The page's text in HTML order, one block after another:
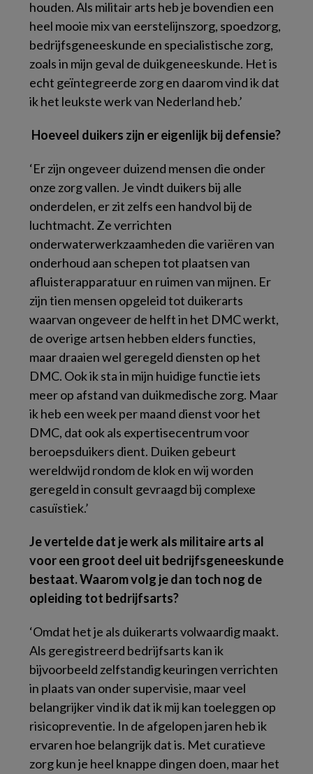
houden. Als militair arts heb je bovendien een
heel mooie mix van eerstelijnszorg, spoedzorg,
bedrijfsgeneeskunde en specialistische zorg,
zoals in mijn geval de duikgeneeskunde. Het is
echt geïntegreerde zorg en daarom vind ik dat
ik het leukste werk van Nederland heb.’
Hoeveel duikers zijn er eigenlijk bij defensie?
‘Er zijn ongeveer duizend mensen die onder
onze zorg vallen. Je vindt duikers bij alle
onderdelen, er zit zelfs een handvol bij de
luchtmacht. Ze verrichten
onderwaterwerkzaamheden die variëren van
onderhoud aan schepen tot plaatsen van
afluisterapparatuur en ruimen van mijnen. Er
zijn tien mensen opgeleid tot duikerarts
waarvan ongeveer de helft in het DMC werkt,
de overige artsen hebben elders functies,
maar draaien wel geregeld diensten op het
DMC. Ook ik sta in mijn huidige functie iets
meer op afstand van duikmedische zorg. Maar
ik heb een week per maand dienst voor het
DMC, dat ook als expertisecentrum voor
beroepsduikers dient. Duiken gebeurt
wereldwijd rondom de klok en wij worden
geregeld in consult gevraagd bij complexe
casuïstiek.’
Je vertelde dat je werk als militaire arts al
voor een groot deel uit bedrijfsgeneeskunde
bestaat. Waarom volg je dan toch nog de
opleiding tot bedrijfsarts?
‘Omdat het je als duikerarts volwaardig maakt.
Als geregistreerd bedrijfsarts kan ik
bijvoorbeeld zelfstandig keuringen verrichten
in plaats van onder supervisie, maar veel
belangrijker vind ik dat ik mij kan toeleggen op
risicopreventie. In de afgelopen jaren heb ik
ervaren hoe belangrijk dat is. Met curatieve
zorg kun je heel knappe dingen doen, maar het